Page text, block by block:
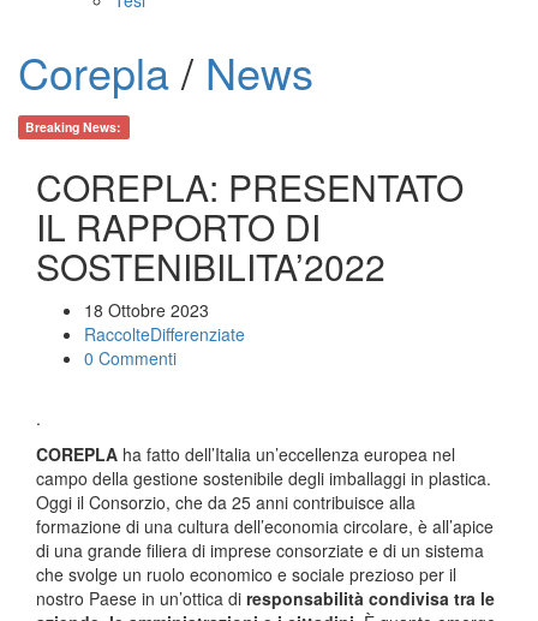
Corepla/ News
Breaking News:
COREPLA: PRESENTATO
IL RAPPORTO DI
SOSTENIBILITA’2022
18 Ottobre 2023
RaccolteDifferenziate
0 Commenti
.
COREPLA ha fatto dell’Italia un’eccellenza europea nel
campo della gestione sostenibile degli imballaggi in plastica.
Oggi il Consorzio, che da 25 anni contribuisce alla
formazione di una cultura dell’economia circolare, è all’apice
di una grande filiera di imprese consorziate e di un sistema
che svolge un ruolo economico e sociale prezioso per il
nostro Paese in un’ottica di responsabilità condivisa tra le